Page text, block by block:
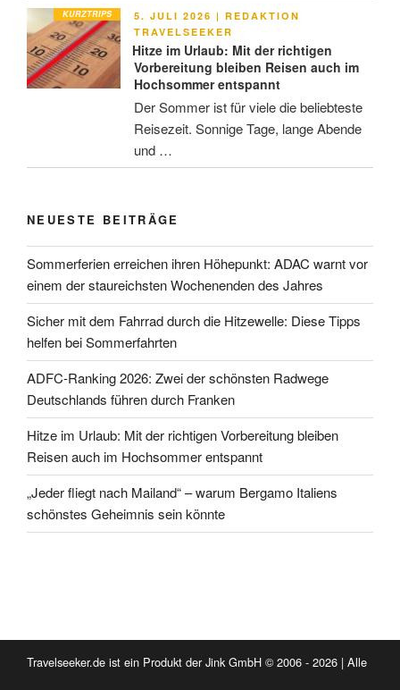
KURZTRIPS
VERÖFFENTLICHT
AM
5. JULI 2026 | REDAKTION
TRAVELSEEKER
Hitze im Urlaub: Mit der richtigen
Vorbereitung bleiben Reisen auch im
Hochsommer entspannt
Der Sommer ist für viele die beliebteste
Reisezeit. Sonnige Tage, lange Abende
und …
NEUESTE BEITRÄGE
Sommerferien erreichen ihren Höhepunkt: ADAC warnt vor
einem der staureichsten Wochenenden des Jahres
Sicher mit dem Fahrrad durch die Hitzewelle: Diese Tipps
helfen bei Sommerfahrten
ADFC-Ranking 2026: Zwei der schönsten Radwege
Deutschlands führen durch Franken
Hitze im Urlaub: Mit der richtigen Vorbereitung bleiben
Reisen auch im Hochsommer entspannt
„Jeder fliegt nach Mailand“ – warum Bergamo Italiens
schönstes Geheimnis sein könnte
Travelseeker.de ist ein Produkt der Jink GmbH © 2006 - 2026 | Alle